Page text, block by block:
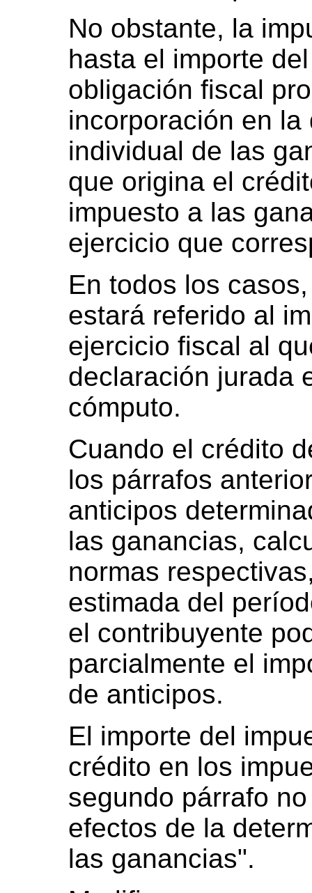
No obstante, la
hasta el importe
obligación fiscal
incorporación en
individual de las
que origina el
impuesto a las
ejercicio que
En todos los
estará referido al
ejercicio fiscal al
declaración jurada
cómputo.
Cuando el crédito
los párrafos
anticipos
las ganancias,
normas
estimada del
el contribuyente
parcialmente el
de anticipos.
El importe del
crédito en los
segundo párrafo
efectos de la
las ganancias".